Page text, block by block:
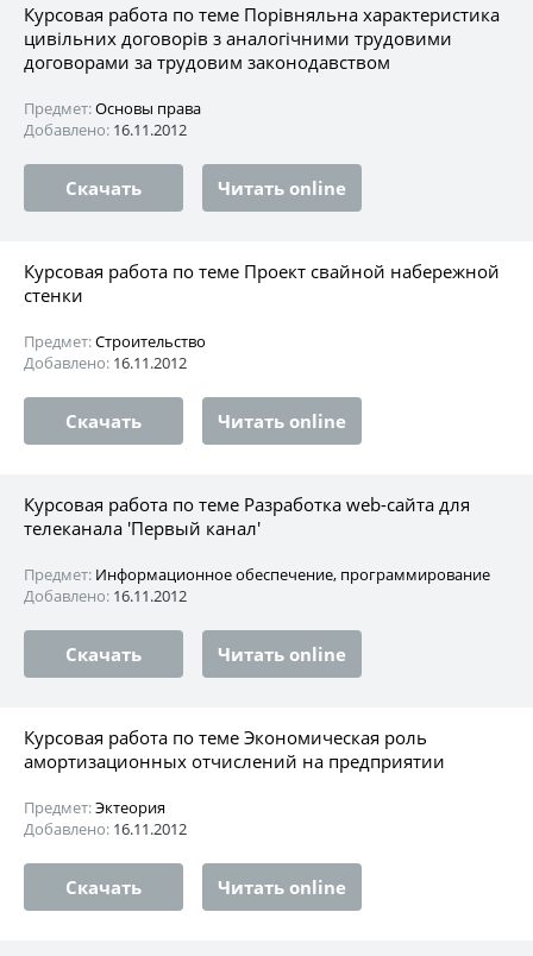
Курсовая работа по теме Порівняльна характеристика
цивільних договорів з аналогічними трудовими
договорами за трудовим законодавством
Предмет:Основы права
Добавлено: 16.11.2012
Скачать Читать online
Курсовая работа по теме Проект свайной набережной
стенки
Предмет:Строительство
Добавлено: 16.11.2012
Скачать Читать online
Курсовая работа по теме Разработка web-сайта для
телеканала 'Первый канал'
Предмет: Информационное обеспечение, программирование
Добавлено: 16.11.2012
Скачать Читать online
Курсовая работа по теме Экономическая роль
амортизационных отчислений на предприятии
Предмет:Эктеория
Добавлено: 16.11.2012
Скачать Читать online